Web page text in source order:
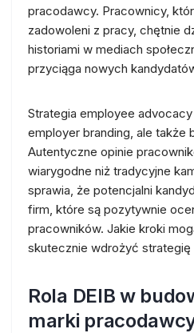
pracodawcy. Pracownicy,
zadowoleni z pracy, chętnie
historiami w mediach
przyciąga nowych
Strategia employee
employer branding, ale także
Autentyczne opinie
wiarygodne niż tradycyjne
sprawia, że potencjalni
firm, które są pozytywnie
pracowników. Jakie kroki
skutecznie wdrożyć
Rola DEIB w
marki